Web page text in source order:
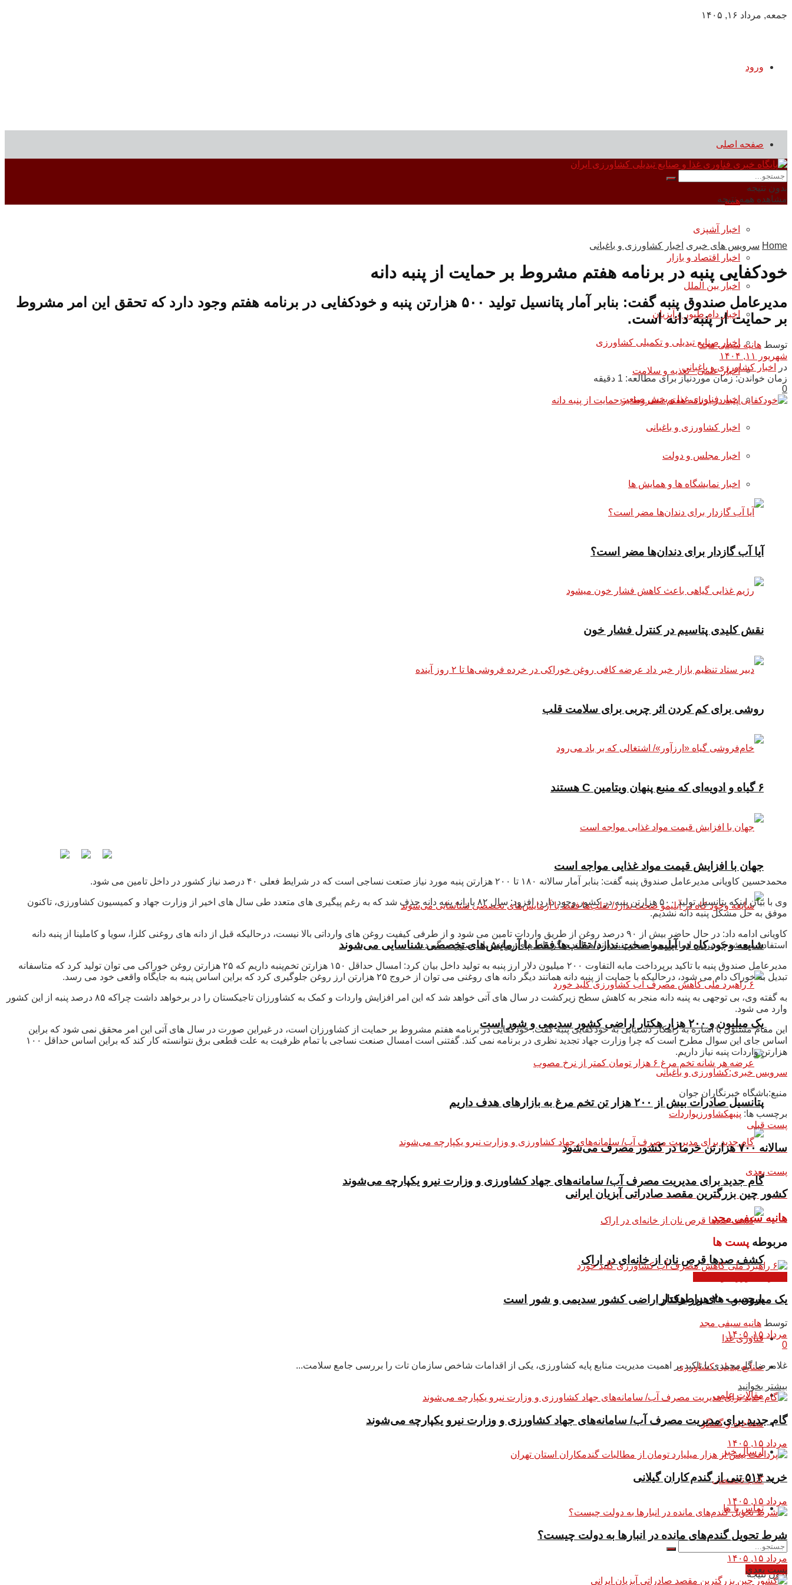
جمعه, مرداد ۱۶, ۱۴۰۵
ورود
صفحه اصلی
سرویس های خبری
همه
اخبار آشپزی
اخبار اقتصاد و بازار
اخبار بین الملل
اخبار دام طیور و آبزیان
اخبار صنایع تبدیلی و تکمیلی کشاورزی
اخبار علمی - تغذیه و سلامت
اخبار فناوری غذا و بخش صنعت
اخبار کشاورزی و باغبانی
اخبار مجلس و دولت
اخبار نمایشگاه ها و همایش ها
آیا آب گازدار برای دندان‌ها مضر است؟
نقش کلیدی پتاسیم در کنترل فشار خون
روشی برای کم کردن اثر چربی برای سلامت قلب
۶ گیاه و ادویه‌ای که منبع پنهان ویتامین C هستند
جهان با افزایش قیمت مواد غذایی مواجه است
شایعه وجود کاه در آبلیمو صحت ندارد/ تقلب‌ها فقط با آزمایش‌های تخصصی شناسایی می‌شوند
یک میلیون و ۲۰۰ هزار هکتار اراضی کشور سدیمی و شور است
پتانسیل صادرات بیش از ۲۰۰ هزار تن تخم مرغ به بازار‌های هدف داریم
گام جدید برای مدیریت مصرف آب/ سامانه‌های جهاد کشاورزی و وزارت نیرو یکپارچه می‌شوند
کشف صدها قرص نان از خانه‌ای در اراک
برچسب های پرطرفدار
فناوری غذا
صنایع تبدیلی کشاورزی
مقالات علمی
مصاحبه و گفتگو
ارسال خبر
کتب تخصصی
تماس با ما
بدون نتیجه
بدون نتیجه
مشاهده همه نتیجه
Home سرویس های خبری اخبار کشاورزی و باغبانی
خودکفایی پنبه در برنامه هفتم مشروط بر حمایت از پنبه دانه
مدیرعامل صندوق پنبه گفت: بنابر آمار پتانسیل تولید ۵۰۰ هزارتن پنبه و خودکفایی در برنامه هفتم وجود دارد که تحقق این امر مشروط
بر حمایت از پنبه دانه است.
توسط هانیه سیفی مجد
شهریور ۱۱, ۱۴۰۴
در
اخبار کشاورزی و باغبانی
زمان خواندن: زمان موردنیاز برای مطالعه: 1 دقیقه
0
محمدحسین کاویانی مدیرعامل صندوق پنبه گفت: بنابر آمار سالانه ۱۸۰ تا ۲۰۰ هزارتن پنبه مورد نیاز صتعت نساجی است که در شرایط فعلی ۴۰ درصد نیاز کشور در داخل تامین می شود.
وی با بیان اینکه پتانسیل تولید ۵۰۰ هزارتن پنبه در کشور وجود دارد، افزود: سال ۸۲ یارانه پنبه دانه حذف شد که به رغم پیگیری های متعدد طی سال های اخیر از وزارت جهاد و کمیسیون کشاورزی، تاکنون
موفق به حل مشکل پنبه دانه نشدیم.
کاویانی ادامه داد: در حال حاضر بیش از ۹۰ درصد روغن از طریق واردات تامین می شود و از طرفی کیفیت روغن های وارداتی بالا نیست، درحالیکه قبل از دانه های روغنی کلزا، سویا و کاملینا از پنبه دانه
استفاده می شد که براین اساس حمایت از پنبه دانه همانند دیگر دانه های روغنی باید صورت بگیرد.
مدیرعامل صندوق پنبه با تاکید برپرداخت مابه التفاوت ۲۰۰ میلیون دلار ارز پنبه به تولید داخل بیان کرد: امسال حداقل ۱۵۰ هزارتن تخم‌پنبه داریم که ۲۵ هزارتن روغن خوراکی می توان تولید کرد که متاسفانه
تبدیل به خوراک دام می شود، درحالیکه با حمایت از پنبه دانه همانند دیگر دانه های روغنی می توان از خروج ۲۵ هزارتن ارز روغن جلوگیری کرد که براین اساس پنبه به جایگاه واقعی خود می رسد.
به گفته وی، بی توجهی به پنبه دانه منجر به کاهش سطح زیرکشت در سال های آتی خواهد شد که این امر افزایش واردات و کمک به کشاورزان تاجیکستان را در برخواهد داشت چراکه ۸۵ درصد پنبه از این کشور
وارد می شود.
این مقام مسئول با اشاره به راهکار دستیابی به خودکفایی پنبه گفت: خودکفایی در برنامه هفتم مشروط بر حمایت از کشاورزان است، در غیراین صورت در سال های آتی این امر محقق نمی شود که براین
اساس جای این سوال مطرح است که چرا وزارت جهاد تجدید نظری در برنامه نمی کند. گفتنی است امسال صنعت نساجی با تمام ظرفیت به علت قطعی برق نتوانسته کار کند که براین اساس حداقل ۱۰۰
هزارتن واردات پنبه نیاز داریم.
سرویس خبری:کشاورزی و باغبانی
منبع:باشگاه خبرنگاران جوان
برچسب ها: پنبهکشاورزیواردات
پست قبلی
سالانه ۷۰۰ هزارتن خرما در کشور مصرف می‌شود
پست بعدی
کشور چین بزرگترین مقصد صادراتی آبزیان ایرانی
هانیه سیفی مجد
مربوطه پست ها
یک میلیون و ۲۰۰ هزار هکتار اراضی کشور سدیمی و شور است
توسط هانیه سیفی مجد
مرداد ۱۵, ۱۴۰۵
0
غلامرضا گل‌محمدی با تاکید بر اهمیت مدیریت منابع پایه کشاورزی، یکی از اقدامات شاخص سازمان تات را بررسی جامع سلامت...
بیشتر بخوانید
گام جدید برای مدیریت مصرف آب/ سامانه‌های جهاد کشاورزی و وزارت نیرو یکپارچه می‌شوند
مرداد ۱۵, ۱۴۰۵
خرید ۵۱۳ تنی از گندم کاران گیلانی
مرداد ۱۵, ۱۴۰۵
شرط تحویل گندم‌های مانده در انبار‌ها به دولت چیست؟
مرداد ۱۵, ۱۴۰۵
پست بعدی